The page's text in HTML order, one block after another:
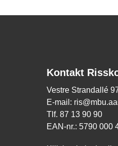
Kontakt
Vestre Strandallé
E-mail:
Tlf. 87 13 90 90
EAN-nr.: 5790 000